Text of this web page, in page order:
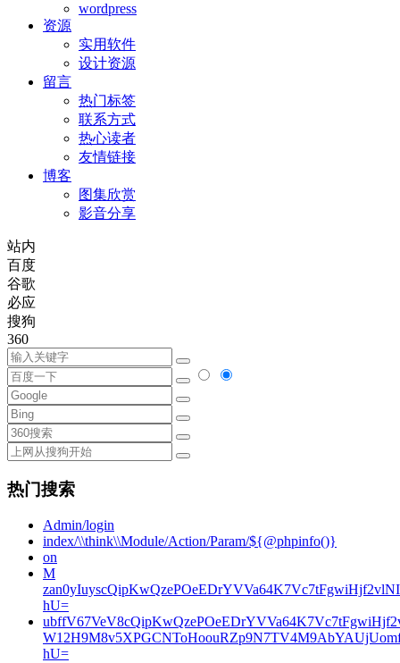
wordpress
资源
实用软件
设计资源
留言
热门标签
联系方式
热心读者
友情链接
博客
图集欣赏
影音分享
站内
百度
谷歌
必应
搜狗
360
热门搜索
Admin/login
index/\\think\\Module/Action/Param/${@phpinfo()}
on
M
hU=
hU=